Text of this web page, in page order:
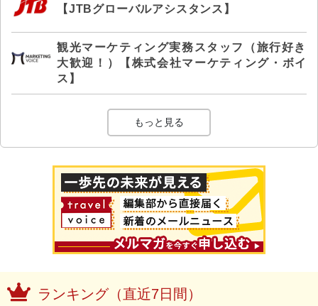
【JTBグローバルアシスタンス】
観光マーケティング実務スタッフ（旅行好き
大歓迎！）【株式会社マーケティング・ボイ
ス】
もっと見る
ランキング（直近7日間）